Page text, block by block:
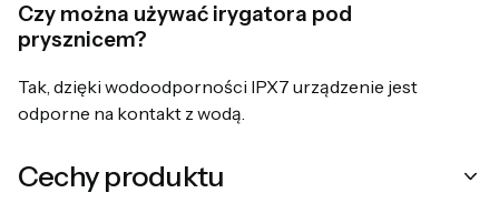
Czy można używać irygatora pod
prysznicem?
Tak, dzięki wodoodporności IPX7 urządzenie jest
odporne na kontakt z wodą.
Cechy produktu